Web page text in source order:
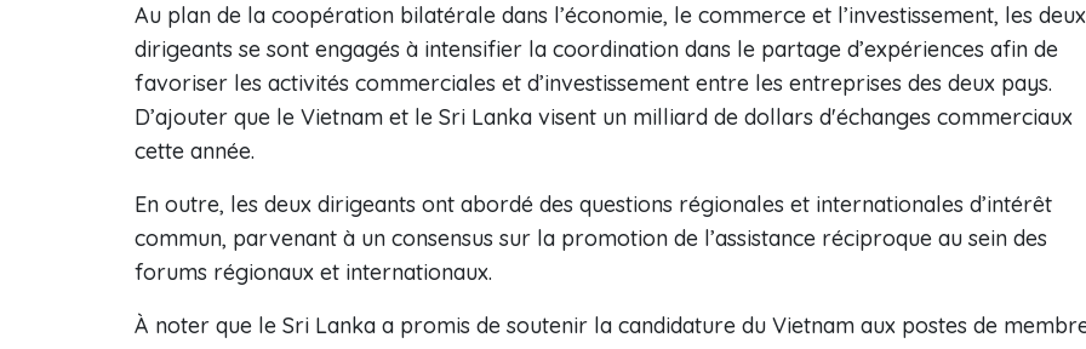
Au plan de la coopération bilatérale dans l’économie, le commerce et l’investissement, les deux
dirigeants se sont engagés à intensifier la coordination dans le partage d’expériences afin de
favoriser les activités commerciales et d’investissement entre les entreprises des deux pays.
D’ajouter que le Vietnam et le Sri Lanka visent un milliard de dollars d'échanges commerciaux
cette année.
En outre, les deux dirigeants ont abordé des questions régionales et internationales d’intérêt
commun, parvenant à un consensus sur la promotion de l’assistance réciproque au sein des
forums régionaux et internationaux.
À noter que le Sri Lanka a promis de soutenir la candidature du Vietnam aux postes de